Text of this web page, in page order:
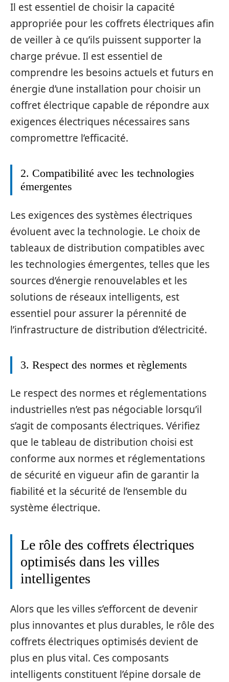
Il est essentiel de choisir la capacité
appropriée pour les coffrets électriques afin
de veiller à ce qu’ils puissent supporter la
charge prévue. Il est essentiel de
comprendre les besoins actuels et futurs en
énergie d’une installation pour choisir un
coffret électrique capable de répondre aux
exigences électriques nécessaires sans
compromettre l’efficacité.
2. Compatibilité avec les technologies
émergentes
Les exigences des systèmes électriques
évoluent avec la technologie. Le choix de
tableaux de distribution compatibles avec
les technologies émergentes, telles que les
sources d’énergie renouvelables et les
solutions de réseaux intelligents, est
essentiel pour assurer la pérennité de
l’infrastructure de distribution d’électricité.
3. Respect des normes et règlements
Le respect des normes et réglementations
industrielles n’est pas négociable lorsqu’il
s’agit de composants électriques. Vérifiez
que le tableau de distribution choisi est
conforme aux normes et réglementations
de sécurité en vigueur afin de garantir la
fiabilité et la sécurité de l’ensemble du
système électrique.
Le rôle des coffrets électriques
optimisés dans les villes
intelligentes
Alors que les villes s’efforcent de devenir
plus innovantes et plus durables, le rôle des
coffrets électriques optimisés devient de
plus en plus vital. Ces composants
intelligents constituent l’épine dorsale de